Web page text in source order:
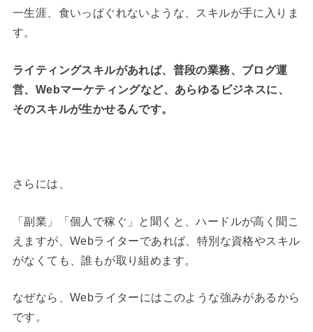
一生涯、食いっぱぐれないような、スキルが手に入りま
す。
ライティングスキルがあれば、普段の業務、ブログ運
営、Webマーケティングなど、あらゆるビジネスに、
そのスキルが生かせるんです。
さらには、
「副業」「個人で稼ぐ」と聞くと、ハードルが高く聞こ
えますが、Webライターであれば、特別な資格やスキル
がなくても、誰もが取り組めます。
なぜなら、Webライターにはこのような強みがあるから
です。